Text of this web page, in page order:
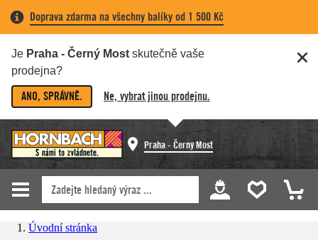
Doprava zdarma na všechny balíky od 1 500 Kč
Je Praha - Černý Most skutečně vaše
prodejna?
ANO, SPRÁVNĚ. Ne, vybrat jinou prodejnu.
Praha - Černý Most
Úvodní stránka